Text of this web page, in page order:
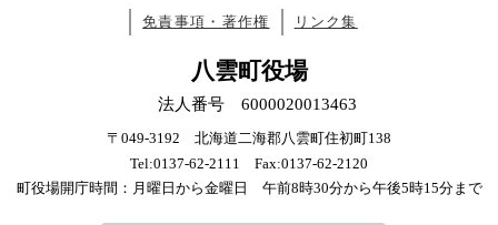
免責事項・著作権 リンク集
八雲町役場
法人番号 6000020013463
〒049-3192 北海道二海郡八雲町住初町138
Tel:0137-62-2111 Fax:0137-62-2120
町役場開庁時間：月曜日から金曜日 午前8時30分から午後5時15分まで